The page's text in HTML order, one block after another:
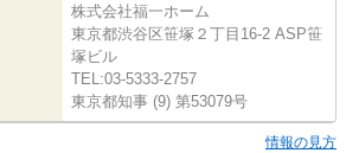
株式会社福一ホーム
東京都渋谷区笹塚２丁目16-2 ASP笹
塚ビル
TEL:03-5333-2757
東京都知事 (9) 第53079号
情報の見方